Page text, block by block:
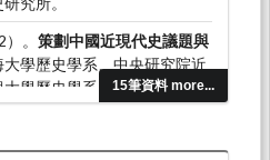
15筆資料 more...
。 策劃中國近現代史議題與
大學歷史學系、中央研究院近
學歷史學系、中央大學歷史
）。策劃第四屆歷史上的民眾